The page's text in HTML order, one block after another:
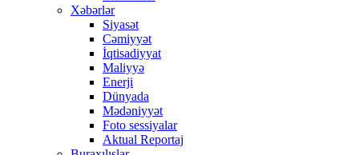
Xəbərlər
Siyasət
Cəmiyyət
İqtisadiyyat
Maliyyə
Enerji
Dünyada
Mədəniyyət
Foto sessiyalar
Aktual Reportaj